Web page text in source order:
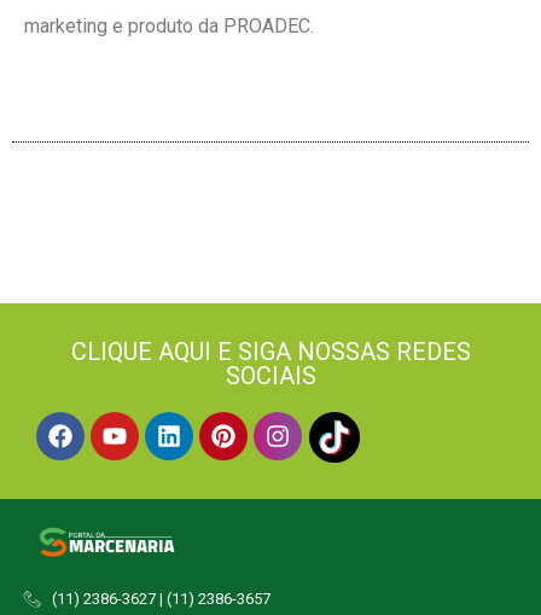
marketing e produto da PROADEC.
CLIQUE AQUI E SIGA NOSSAS REDES
SOCIAIS
(11) 2386-3627 | (11) 2386-3657